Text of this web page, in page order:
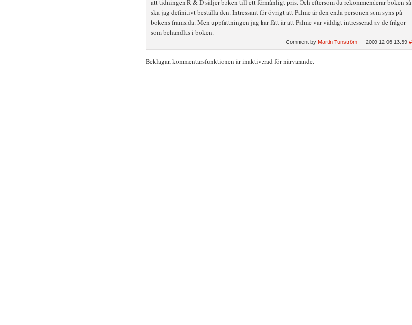
att tidningen R & D säljer boken till ett förmånligt pris. Och eftersom du rekommenderar boken så
ska jag definitivt beställa den. Intressant för övrigt att Palme är den enda personen som syns på
bokens framsida. Men uppfattningen jag har fått är att Palme var väldigt intresserad av de frågor
som behandlas i boken.
Comment by Martin Tunström— 2009 12 06 13:39 #
Beklagar, kommentarsfunktionen är inaktiverad för närvarande.